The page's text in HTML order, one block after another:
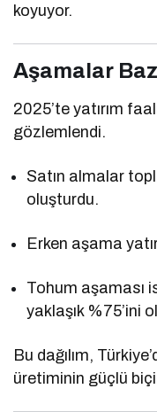
koyuyor.
Aşamalar
2025’te yatırım
gözlemlendi.
Satın almalar
oluşturdu.
Erken aşama
Tohum aşaması
yaklaşık %75’ini
Bu dağılım,
üretiminin güçlü